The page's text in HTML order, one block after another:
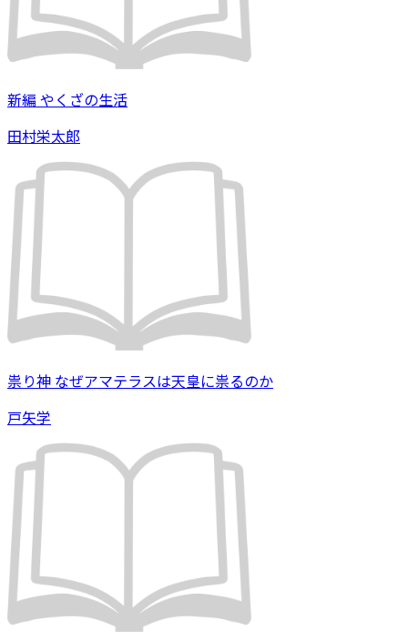
新編 やくざの生活
田村栄太郎
祟り神 なぜアマテラスは天皇に祟るのか
戸矢学